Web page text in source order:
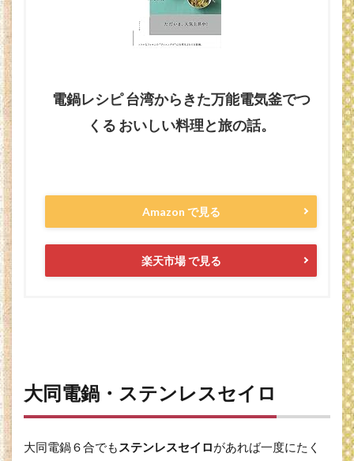
電鍋レシピ 台湾からきた万能電気釜でつ
くる おいしい料理と旅の話。
Amazon で見る
楽天市場 で見る
大同電鍋・ステンレスセイロ
大同電鍋６合でも ステンレスセイロがあれば一度にたく